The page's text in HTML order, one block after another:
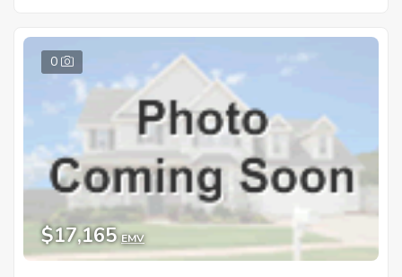
0
$17,165 EMV